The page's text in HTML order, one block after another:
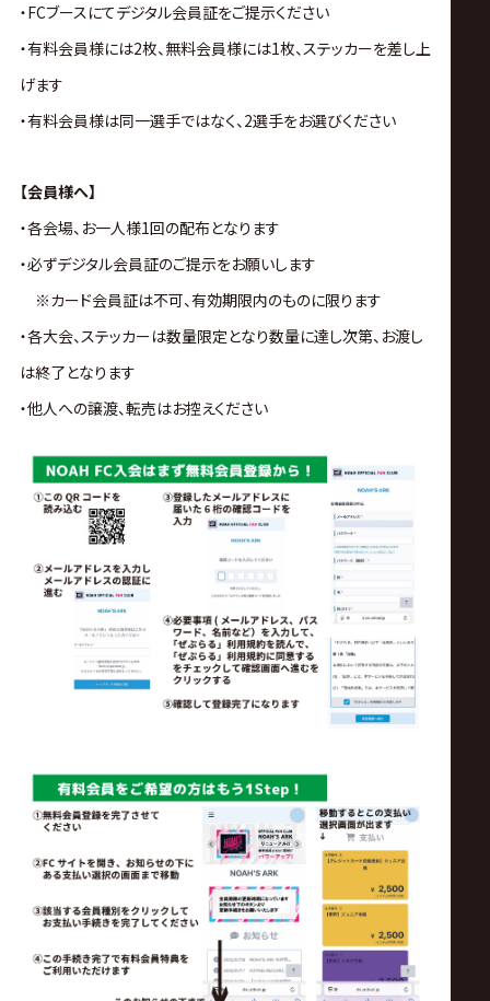
・FCブースにてデジタル会員証をご提示ください
・有料会員様には2枚、無料会員様には1枚、ステッカーを差し上
げます
・有料会員様は同一選手ではなく、2選手をお選びください
【会員様へ】
・各会場、お一人様1回の配布となります
・必ずデジタル会員証のご提示をお願いします
※カード会員証は不可、有効期限内のものに限ります
・各大会、ステッカーは数量限定となり数量に達し次第、お渡し
は終了となります
・他人への譲渡、転売はお控えください